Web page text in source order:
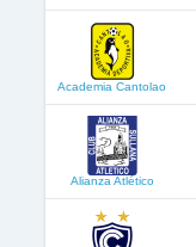
Academia Cantolao
Alianza Atlético